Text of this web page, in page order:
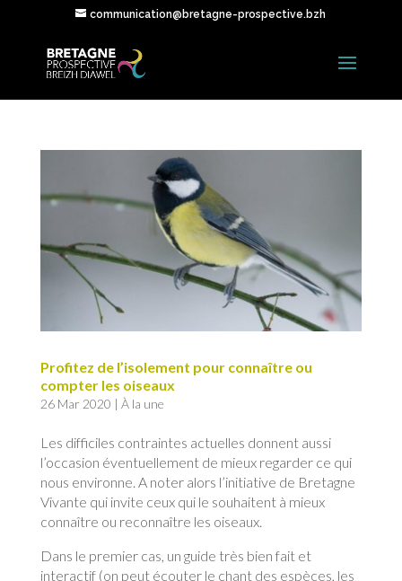
communication@bretagne-prospective.bzh
Profitez de l’isolement pour connaître ou
compter les oiseaux
26 Mar 2020 | À la une
Les difficiles contraintes actuelles donnent aussi
l’occasion éventuellement de mieux regarder ce qui
nous environne. A noter alors l’initiative de Bretagne
Vivante qui invite ceux qui le souhaitent à mieux
connaître ou reconnaître les oiseaux.
Dans le premier cas, un guide très bien fait et
interactif (on peut écouter le chant des espèces, les